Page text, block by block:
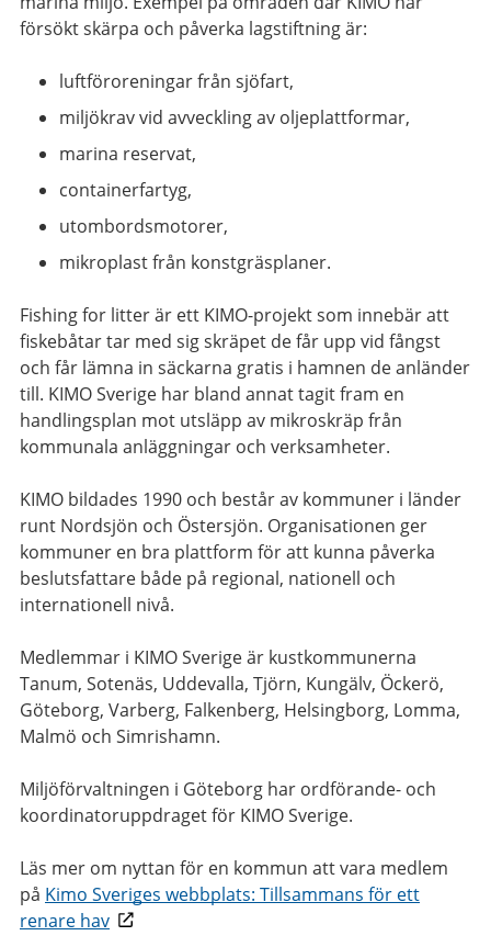
försökt skärpa och påverka lagstiftning är:
luftföroreningar från sjöfart,
miljökrav vid avveckling av oljeplattformar,
marina reservat,
containerfartyg,
utombordsmotorer,
mikroplast från konstgräsplaner.
Fishing for litter är ett KIMO-projekt som innebär att
fiskebåtar tar med sig skräpet de får upp vid fångst
och får lämna in säckarna gratis i hamnen de anländer
till. KIMO Sverige har bland annat tagit fram en
handlingsplan mot utsläpp av mikroskräp från
kommunala anläggningar och verksamheter.
KIMO bildades 1990 och består av kommuner i länder
runt Nordsjön och Östersjön. Organisationen ger
kommuner en bra plattform för att kunna påverka
beslutsfattare både på regional, nationell och
internationell nivå.
Medlemmar i KIMO Sverige är kustkommunerna
Tanum, Sotenäs, Uddevalla, Tjörn, Kungälv, Öckerö,
Göteborg, Varberg, Falkenberg, Helsingborg, Lomma,
Malmö och Simrishamn.
Miljöförvaltningen i Göteborg har ordförande- och
koordinatoruppdraget för KIMO Sverige.
Läs mer om nyttan för en kommun att vara medlem
på Kimo Sveriges webbplats: Tillsammans för ett
renare hav